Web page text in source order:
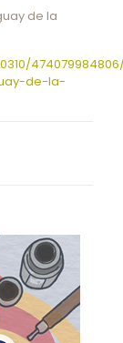
de la
de-la-